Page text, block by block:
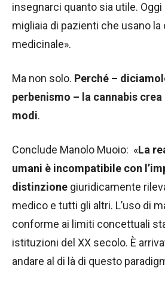
insegnarci quanto sia utile.
migliaia di pazienti che usano la
medicinale».
Ma non solo. Perché –
perbenismo – la cannabis
modi.
Conclude Manolo Muoio: «La
umani è incompatibile con
distinzione giuridicamente
medico e tutti gli altri. L’uso di
conforme ai limiti concettuali
istituzioni del XX secolo. È
andare al di là di questo